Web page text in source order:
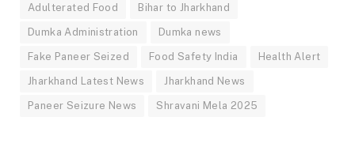
Adulterated Food Bihar to Jharkhand
Dumka Administration Dumka news
Fake Paneer Seized Food Safety India Health Alert
Jharkhand Latest News Jharkhand News
Paneer Seizure News Shravani Mela 2025